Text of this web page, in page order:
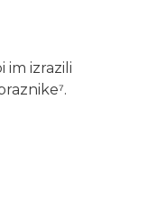
im izrazili